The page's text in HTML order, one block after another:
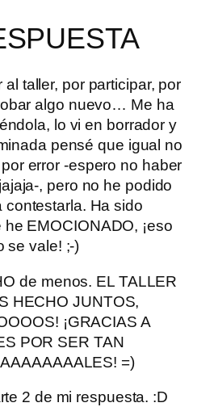
taller, por participar, por
algo nuevo… Me ha
lo vi en borrador y
pensé que igual no
error -espero no haber
, pero no he podido
contestarla. Ha sido
EMOCIONADO, ¡eso
se vale! ;-)
de menos. EL TALLER
HECHO JUNTOS,
¡GRACIAS A
POR SER TAN
=)
2 de mi respuesta. :D